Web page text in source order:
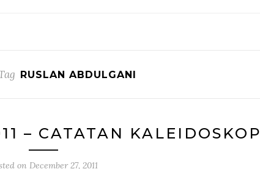
RUSLAN ABDULGANI
– CATATAN KALEIDOSKOP
on December 27, 2011